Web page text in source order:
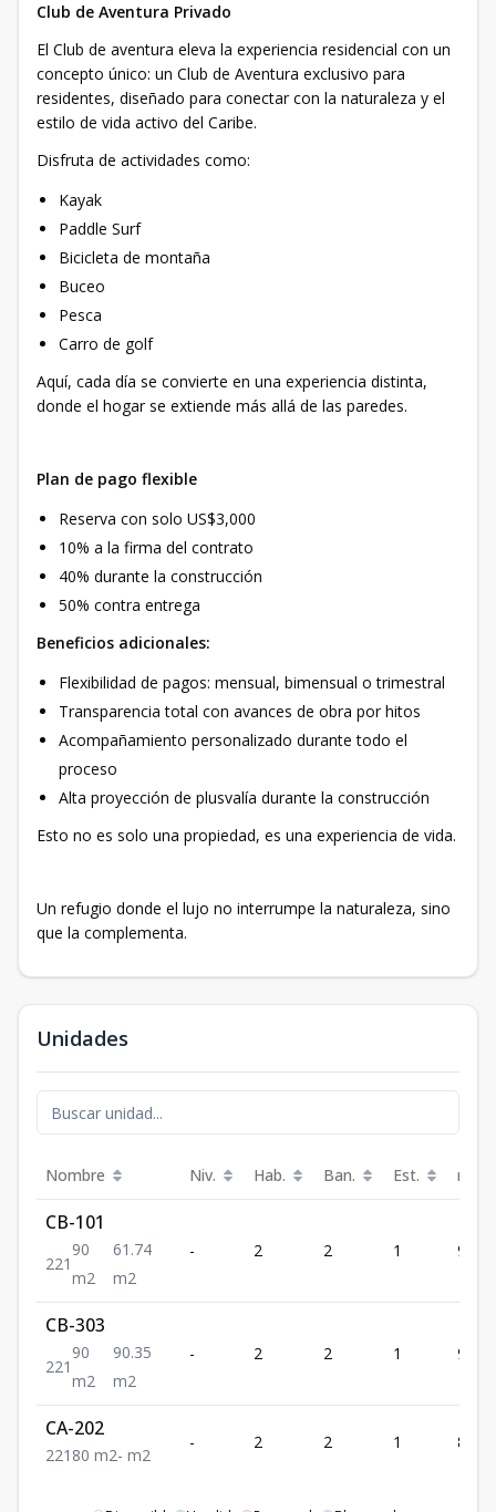
Club de Aventura Privado
El Club de aventura eleva la experiencia residencial con un
concepto único: un Club de Aventura exclusivo para
residentes, diseñado para conectar con la naturaleza y el
estilo de vida activo del Caribe.
Disfruta de actividades como:
Kayak
Paddle Surf
Bicicleta de montaña
Buceo
Pesca
Carro de golf
Aquí, cada día se convierte en una experiencia distinta,
donde el hogar se extiende más allá de las paredes.
Plan de pago flexible
Reserva con solo US$3,000
10% a la firma del contrato
40% durante la construcción
50% contra entrega
Beneficios adicionales:
Flexibilidad de pagos: mensual, bimensual o trimestral
Transparencia total con avances de obra por hitos
Acompañamiento personalizado durante todo el
proceso
Alta proyección de plusvalía durante la construcción
Esto no es solo una propiedad, es una experiencia de vida.
Un refugio donde el lujo no interrumpe la naturaleza, sino
que la complementa.
Unidades
Nombre Niv. Hab. Ban. Est. m²
CB-101
221
90
m2
61.74
m2
- 2 2 1 90
CB-303
221
90
m2
90.35
m2
- 2 2 1 90
CA-202
221 80 m2- m2
- 2 2 1 80